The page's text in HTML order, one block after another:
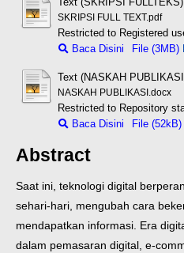
SKRIPSI FULL TEXT.pdf
Restricted to Registered
Baca Disini
File (3MB)
Text (NASKAH
NASKAH PUBLIKASI.docx
Restricted to Repository
Baca Disini
File (52kB)
Abstract
Saat ini, teknologi digital
sehari-hari, mengubah cara
mendapatkan informasi. Era
dalam pemasaran digital, e-